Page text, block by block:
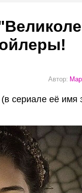
Автор:
сериале её имя